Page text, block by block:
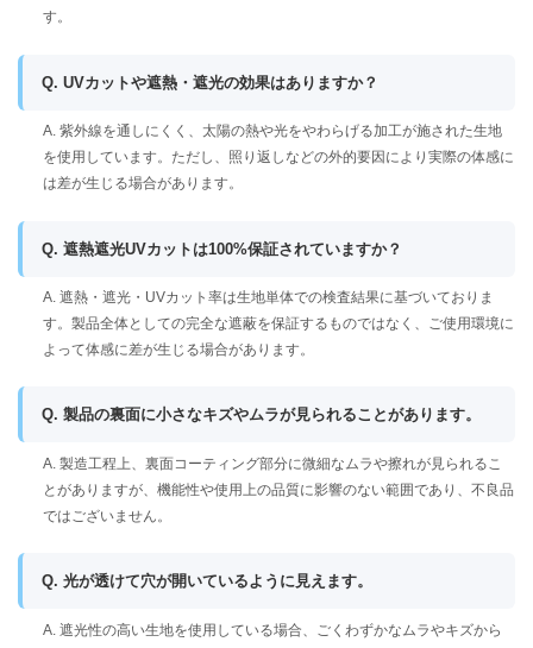
す。
Q. UVカットや遮熱・遮光の効果はありますか？
A. 紫外線を通しにくく、太陽の熱や光をやわらげる加工が施された生地
を使用しています。ただし、照り返しなどの外的要因により実際の体感に
は差が生じる場合があります。
Q. 遮熱遮光UVカットは100%保証されていますか？
A. 遮熱・遮光・UVカット率は生地単体での検査結果に基づいておりま
す。製品全体としての完全な遮蔽を保証するものではなく、ご使用環境に
よって体感に差が生じる場合があります。
Q. 製品の裏面に小さなキズやムラが見られることがあります。
A. 製造工程上、裏面コーティング部分に微細なムラや擦れが見られるこ
とがありますが、機能性や使用上の品質に影響のない範囲であり、不良品
ではございません。
Q. 光が透けて穴が開いているように見えます。
A. 遮光性の高い生地を使用している場合、ごくわずかなムラやキズから